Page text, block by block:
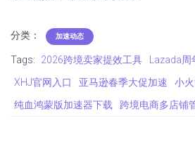
分类： 加速动态
Tags: 2026跨境卖家提效工具
Lazada周
XHJ官网入口
亚马逊春季大促加速
小
纯血鸿蒙版加速器下载
跨境电商多店铺